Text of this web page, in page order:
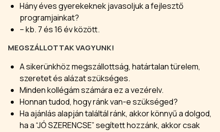
Hány éves gyerekeknek javasoljuk a fejlesztő
programjainkat?
– kb. 7 és 16 év között.
MEGSZÁLLOTTAK VAGYUNK!
A sikerünkhöz megszállottság, határtalan türelem,
szeretet és alázat szükséges.
Minden kollégám számára ez a vezérelv.
Honnan tudod, hogy ránk van-e szükséged?
Ha ajánlás alapján találtál ránk, akkor könnyű a dolgod,
ha a “JÓ SZERENCSE” segített hozzánk, akkor csak